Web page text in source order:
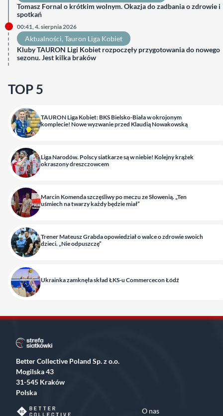
Tomasz Fornal o krótkim wolnym. Okazja do zadbania o zdrowie i
spotkań
00:41, 4. sierpnia 2026
Aktualności, Tauron Liga Kobiet
Kluby TAURON Ligi Kobiet rozpoczęły przygotowania do nowego
sezonu. Jest kilka braków
TOP 5
TAURON Liga Kobiet: BKS Bielsko-Biała w okrojonym
komplecie! Nowe wyzwanie przed Klaudią Nowakowską
Liga Narodów. Polscy siatkarze są w niebie! Kolejny krążek
okraszony dreszczowcem
Marcin Komenda szczęśliwy po meczu ze Słowenią. „Ten
uśmiech na twarzy każdy będzie miał”
Trener Mateusz Grabda opowiedział o walce o zdrowie swoich
dzieci. „Nie odpuszczę”
Ukrainka zamknęła skład ŁKS-u Commercecon Łódź
Better Collective Poland Sp. z o.o.
Mogilska 43
31-545 Kraków
Polska
O nas